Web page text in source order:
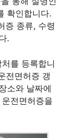
확인합니다.
증 종류, 수령
.
를 등록합니
전면허증 갱
소와 날짜에
전면허증을